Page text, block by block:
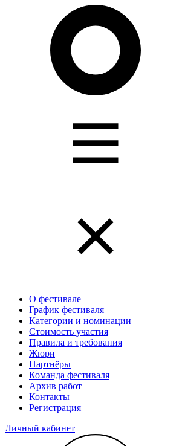
О фестивале
График фестиваля
Категории и номинации
Стоимость участия
Правила и требования
Жюри
Партнёры
Команда фестиваля
Архив работ
Контакты
Регистрация
Личный кабинет